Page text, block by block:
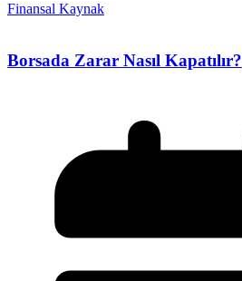
Finansal Kaynak
Borsada Zarar Nasıl Kapatılır?